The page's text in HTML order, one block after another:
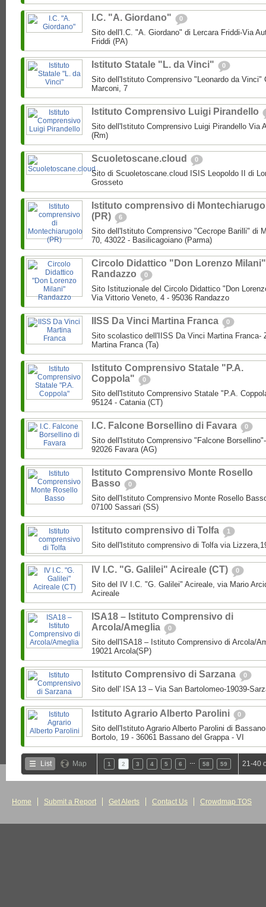
I.C. "A. Giordano" 0
Sito dell'I.C. "A. Giordano" di Lercara Friddi-Via
Friddi (PA)
Istituto Statale "L. da Vinci" 0
Sito dell'Istituto Comprensivo "Leonardo da Vinci"
Marconi, 7
Istituto Comprensivo Luigi Pirandello
Sito dell'Istituto Comprensivo Luigi Pirandello Via
(Rm)
Scuoletoscane.cloud 0
Sito di Scuoletoscane.cloud ISIS Leopoldo II di
Grosseto
Istituto comprensivo di
(PR)
6
Sito dell'Istituto Comprensivo "Cecrope Barilli" di
70, 43022 - Basilicagoiano (Parma)
Circolo Didattico "Don Lorenzo Milani"
Randazzo
0
Sito Istituzionale del Circolo Didattico "Don
Via Vittorio Veneto, 4 - 95036 Randazzo
IISS Da Vinci Martina Franca 0
Sito scolastico dell'IISS Da Vinci Martina Franca-
Martina Franca (Ta)
Istituto Comprensivo Statale "P.A.
Coppola"
0
Sito dell'Istituto Comprensivo Statale "P.A.
95124 - Catania (CT)
I.C. Falcone Borsellino di Favara 0
Sito dell'Istituto Comprensivo "Falcone
92026 Favara (AG)
Istituto Comprensivo Monte Rosello
Basso
0
Sito dell'Istituto Comprensivo Monte Rosello
07100 Sassari (SS)
Istituto comprensivo di Tolfa 1
Sito dell'Istituto comprensivo di Tolfa via
IV I.C. "G. Galilei" Acireale (CT) 0
Sito del IV I.C. "G. Galilei" Acireale, via Mario
Acireale
ISA18 – Istituto Comprensivo di
Arcola/Ameglia
0
Sito dell'ISA18 – Istituto Comprensivo di Arcola/
19021 Arcola(SP)
Istituto Comprensivo di Sarzana 0
Sito dell' ISA 13 – Via San Bartolomeo-19039-
Istituto Agrario Alberto Parolini 0
Sito dell'Istituto Agrario Alberto Parolini di
Bortolo, 19 - 36061 Bassano del Grappa - VI
List Map 1 2 3 4 5 6 58 59 21-40
Home Submit a Report Get Alerts Contact Us Crowdmap TOS